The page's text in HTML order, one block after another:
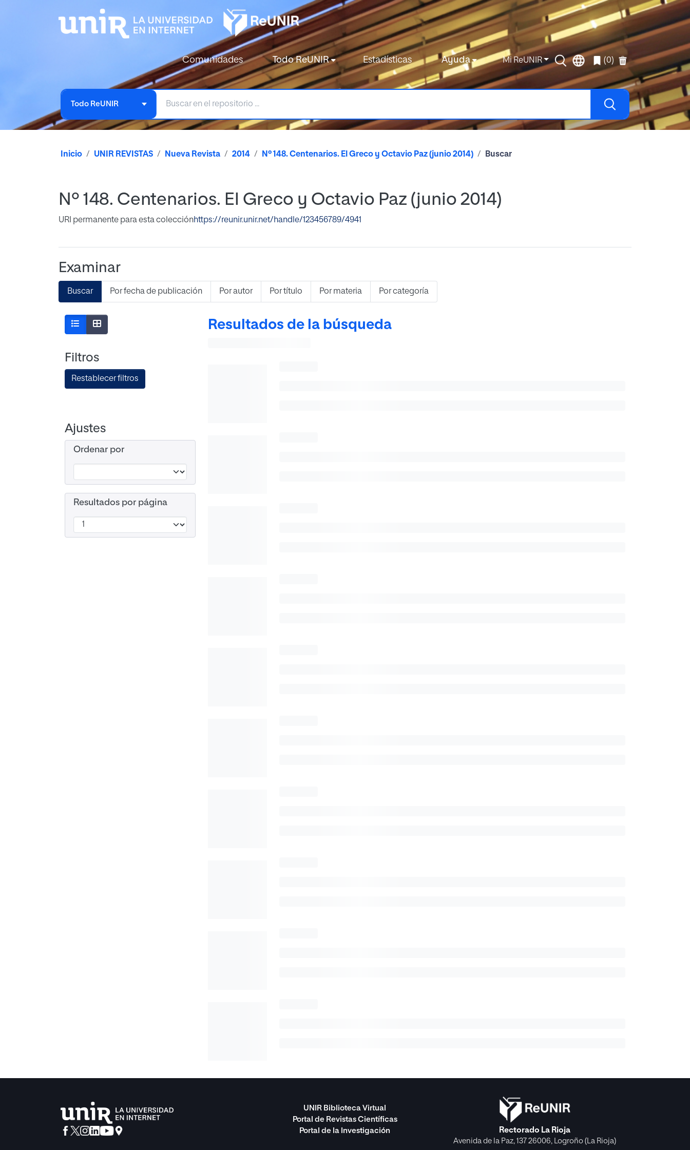
Comunidades Todo ReUNIR Estadísticas Ayuda Mi ReUNIR (0)
Todo ReUNIR
Inicio UNIR REVISTAS Nueva Revista 2014 Nº 148. Centenarios. El Greco y Octavio Paz (junio 2014) Buscar
Nº 148. Centenarios. El Greco y Octavio Paz (junio 2014)
URI permanente para esta colecciónhttps://reunir.unir.net/handle/123456789/4941
Examinar
Buscar Por fecha de publicación Por autor Por título Por materia Por categoría
Filtros
Restablecer filtros
Ajustes
Ordenar por
Resultados por página
Resultados de la búsqueda
UNIR Biblioteca Virtual
Portal de Revistas Científicas
Portal de la Investigación
Rectorado La Rioja
Avenida de la Paz, 137 26006, Logroño (La Rioja)